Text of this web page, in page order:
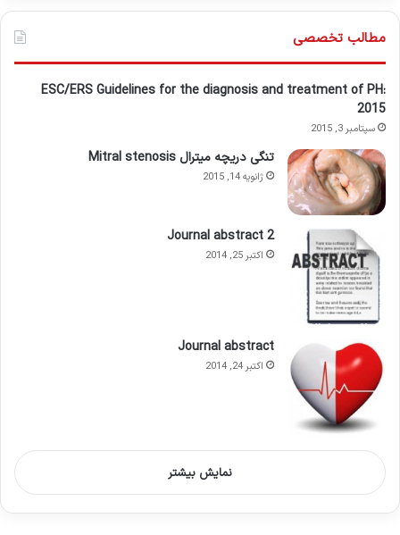
مطالب تخصصی
ESC/ERS Guidelines for the diagnosis and treatment of PH:
2015
سپتامبر 3, 2015
تنگی دریچه میترال Mitral stenosis
ژانویه 14, 2015
Journal abstract 2
اکتبر 25, 2014
Journal abstract
اکتبر 24, 2014
نمایش بیشتر